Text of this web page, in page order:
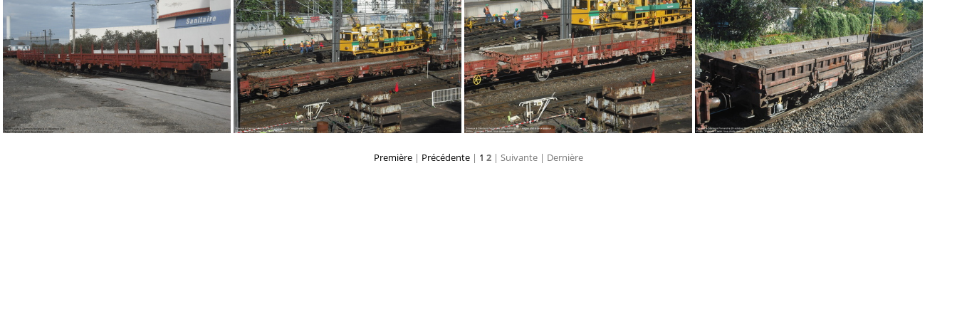
DSCF9658 DSCF9657 DSCF9654 DSCF9653 DSCF9652
Première | Précédente | 1 2 | Suivante | Dernière